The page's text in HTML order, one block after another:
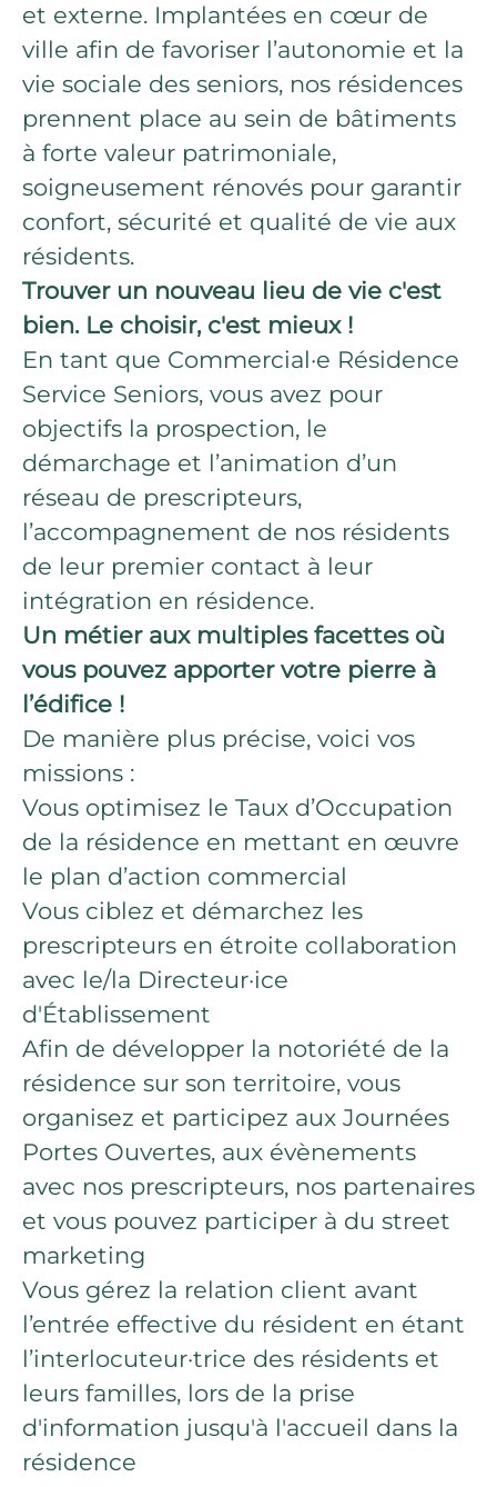
et externe. Implantées en cœur de
ville afin de favoriser l’autonomie et la
vie sociale des seniors, nos résidences
prennent place au sein de bâtiments
à forte valeur patrimoniale,
soigneusement rénovés pour garantir
confort, sécurité et qualité de vie aux
résidents.
Trouver un nouveau lieu de vie c'est
bien. Le choisir, c'est mieux !
En tant que Commercial·e Résidence
Service Seniors, vous avez pour
objectifs la prospection, le
démarchage et l’animation d’un
réseau de prescripteurs,
l’accompagnement de nos résidents
de leur premier contact à leur
intégration en résidence.
Un métier aux multiples facettes où
vous pouvez apporter votre pierre à
l’édifice !
De manière plus précise, voici vos
missions :
Vous optimisez le Taux d’Occupation
de la résidence en mettant en œuvre
le plan d’action commercial
Vous ciblez et démarchez les
prescripteurs en étroite collaboration
avec le/la Directeur·ice
d'Établissement
Afin de développer la notoriété de la
résidence sur son territoire, vous
organisez et participez aux Journées
Portes Ouvertes, aux évènements
avec nos prescripteurs, nos partenaires
et vous pouvez participer à du street
marketing
Vous gérez la relation client avant
l’entrée effective du résident en étant
l’interlocuteur·trice des résidents et
leurs familles, lors de la prise
d'information jusqu'à l'accueil dans la
résidence